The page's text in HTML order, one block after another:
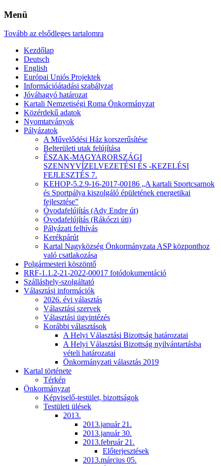
Menü
Tovább az elsődleges tartalomra
Kezdőlap
Deutsch
English
Európai Uniós Projektek
Információátadási szabályzat
Jóváhagyó határozat
Kartali Nemzetiségi Roma Önkormányzat
Közérdekű adatok
Nyomtatványok
Pályázatok
A Művelődési Ház korszerűsítése
Belterületi utak felújítása
ÉSZAK-MAGYARORSZÁGI
SZENNYVÍZELVEZETÉSI ÉS -KEZELÉSI
FEJLESZTÉS 7.
KEHOP-5.2.9-16-2017-00186 „A kartali Sportcsarnok
és Sportpálya kiszolgáló épületének energetikai
fejlesztése”
Óvodafelújítás (Ady Endre út)
Óvodafelújítás (Rákóczi úti)
Pályázati felhívás
Kerékpárút
Kartal Nagyközség Önkormányzata ASP központhoz
való csatlakozása
Polgármesteri köszöntő
RRF-1.1.2-21-2022-00017 fotódokumentáció
Szálláshely-szolgáltató
Választási információk
2026. évi választás
Választási szervek
Választási ügyintézés
Korábbi választások
A Helyi Választási Bizottság határozatai
A Helyi Választási Bizottság nyilvántartásba
vételi határozatai
Önkormányzati választás 2019
Kartal története
Térkép
Önkormányzat
Képviselő-testület, bizottságok
Testületi ülések
2013.
2013.január 21.
2013.január 30.
2013.február 21.
Előterjesztések
2013.március 05.